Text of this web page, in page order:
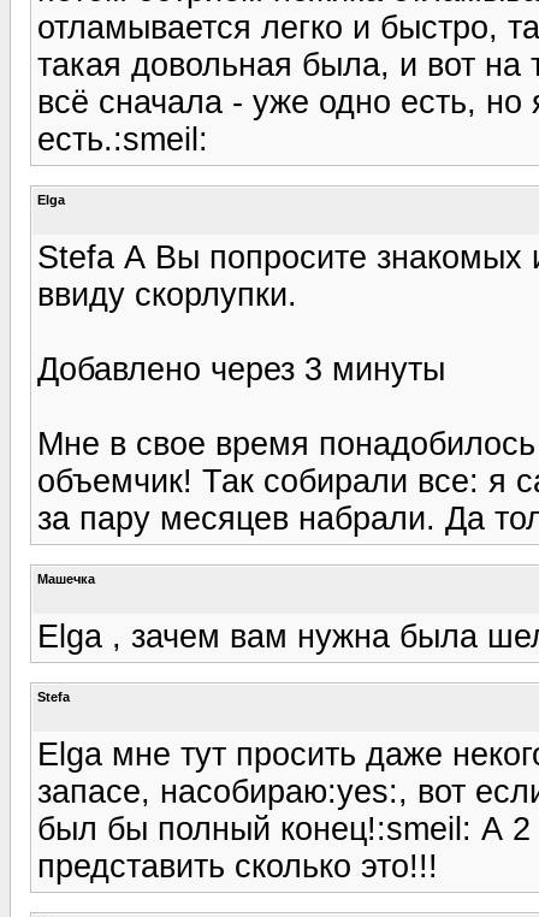
отламывается легко и быстро,
такая довольная была, и вот
всё сначала - уже одно есть,
есть.:smeil:
Elga
Stefa А Вы попросите
ввиду скорлупки.
Добавлено через 3 минуты
Мне в свое время
объемчик! Так собирали все: я
за пару месяцев набрали. Да
Машечка
Elga , зачем вам нужна была
Stefa
Elga мне тут просить даже
запасе, насобираю:yes:, вот
был бы полный конец!:smeil: А 2
представить сколько это!!!